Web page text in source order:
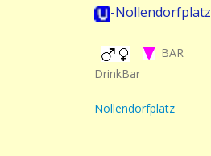
-Nollendorfplatz
BAR
DrinkBar
Nollendorfplatz